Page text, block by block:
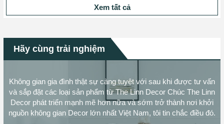
Xem tất cả
Hãy cùng trải nghiệm
Không gian gia đình thật sự càng tuyệt với sau khi được tư vấn
và sắp đặt các loại sản phẩm từ The Linn Decor Chúc The Linn
Decor phát triển mạnh mẽ hơn nữa và sớm trở thành nơi khởi
nguồn không gian Decor lớn nhất Việt Nam, tôi tin chắc điều đó.